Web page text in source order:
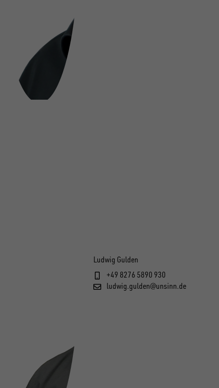
Ludwig Gulden
+49 8276 5890 930
ludwig.gulden@unsinn.de